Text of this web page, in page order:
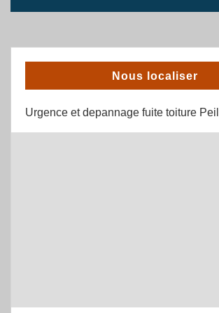
Nous localiser
Urgence et depannage fuite toiture